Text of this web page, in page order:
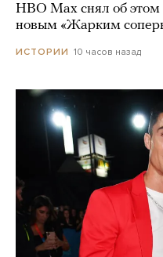
HBO Max снял об
новым «Жарким
ИСТОРИИ 10 часов назад